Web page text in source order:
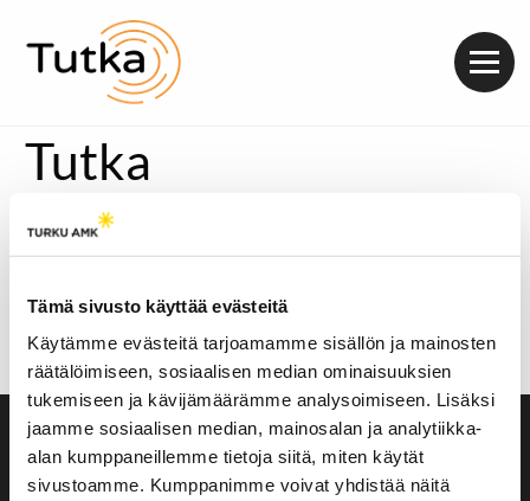
Tämä sivusto käyttää evästeitä
Käytämme evästeitä tarjoamamme sisällön ja mainosten
räätälöimiseen, sosiaalisen median ominaisuuksien
tukemiseen ja kävijämäärämme analysoimiseen. Lisäksi
jaamme sosiaalisen median, mainosalan ja analytiikka-
alan kumppaneillemme tietoja siitä, miten käytät
sivustoamme. Kumppanimme voivat yhdistää näitä
Tutka
Ajoa helpottavia teknisiä apuvälineitä saa käyttää
ajokokeessa. Ajokoulun opettaja
ja ajossa pitäisi pyrkiä pärjäämään ilman peruutustutkaa
tai abs-jarruja.
Äänitoistin
00:00
Saavutettavuusseloste
Evästeasetukset